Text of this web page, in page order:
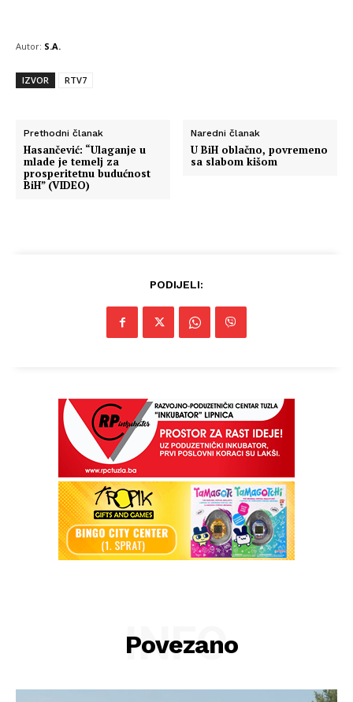
Autor: S.A.
IZVOR RTV7
Prethodni članak
Hasančević: “Ulaganje u
mlade je temelj za
prosperitetnu budućnost
BiH” (VIDEO)
Naredni članak
U BiH oblačno, povremeno
sa slabom kišom
PODIJELI:
Povezano
INFO